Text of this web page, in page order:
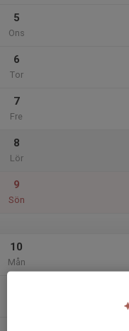
5
Ons
6
Tor
7
Fre
8
Lör
9
Sön
10
Mån